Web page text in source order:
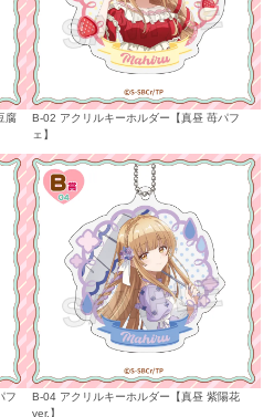
腐
B-02 アクリルキーホルダー【真昼 苺パフ
ェ】
フ
B-04 アクリルキーホルダー【真昼 紫陽花
ver.】